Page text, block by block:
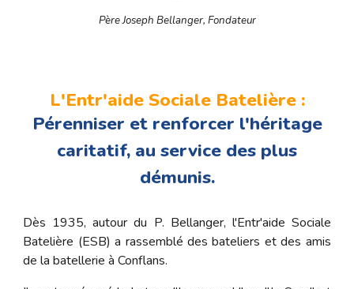
Père Joseph Bellanger, Fondateur
L'Entr'aide Sociale Batelière :
Pérenniser et renforcer l'héritage
caritatif, au service des plus
démunis.
Dès 1935, autour du P. Bellanger, l'Entr'aide Sociale
Batelière (ESB) a rassemblé des bateliers et des amis
de la batellerie à Conflans.